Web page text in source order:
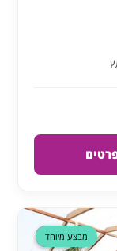
דקה 90
מבצע מיוחד